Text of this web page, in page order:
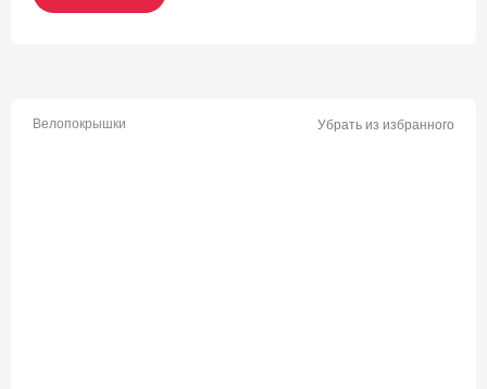
Велопокрышки Убрать из избранного